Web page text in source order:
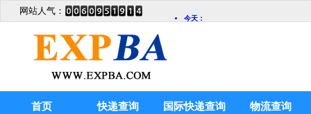
网站人气：
首页 快递查询 国际快递查询 物流查询